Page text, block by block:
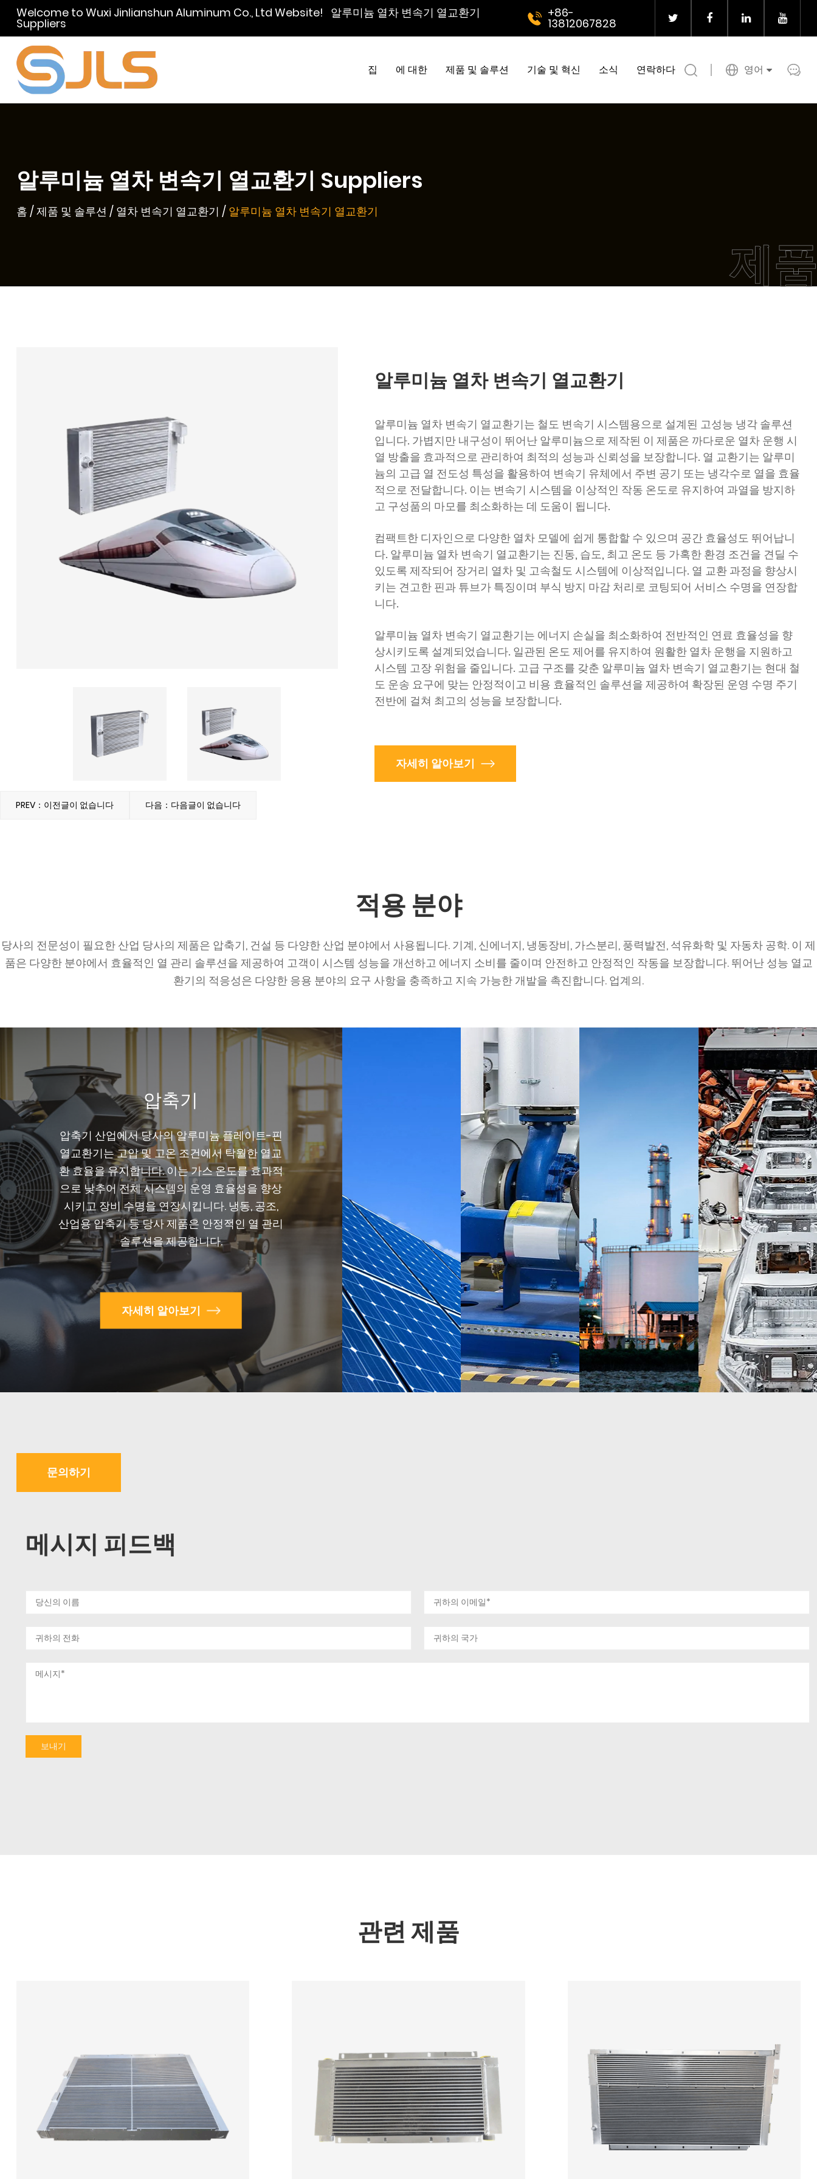
Welcome to Wuxi Jinlianshun Aluminum Co., Ltd Website! 알루미늄 열차 변속기 열교환기
Suppliers
+86-
13812067828
집 에 대한 제품 및 솔루션 기술 및 혁신 소식 연락하다 영어
제품
알루미늄 열차 변속기 열교환기 Suppliers
홈 /제품 및 솔루션 / 열차 변속기 열교환기 / 알루미늄 열차 변속기 열교환기
알루미늄 열차 변속기 열교환기
알루미늄 열차 변속기 열교환기는 철도 변속기 시스템용으로 설계된 고성능 냉각 솔루션
입니다. 가볍지만 내구성이 뛰어난 알루미늄으로 제작된 이 제품은 까다로운 열차 운행 시
열 방출을 효과적으로 관리하여 최적의 성능과 신뢰성을 보장합니다. 열 교환기는 알루미
늄의 고급 열 전도성 특성을 활용하여 변속기 유체에서 주변 공기 또는 냉각수로 열을 효율
적으로 전달합니다. 이는 변속기 시스템을 이상적인 작동 온도로 유지하여 과열을 방지하
고 구성품의 마모를 최소화하는 데 도움이 됩니다.
컴팩트한 디자인으로 다양한 열차 모델에 쉽게 통합할 수 있으며 공간 효율성도 뛰어납니
다. 알루미늄 열차 변속기 열교환기는 진동, 습도, 최고 온도 등 가혹한 환경 조건을 견딜 수
있도록 제작되어 장거리 열차 및 고속철도 시스템에 이상적입니다. 열 교환 과정을 향상시
키는 견고한 핀과 튜브가 특징이며 부식 방지 마감 처리로 코팅되어 서비스 수명을 연장합
니다.
알루미늄 열차 변속기 열교환기는 에너지 손실을 최소화하여 전반적인 연료 효율성을 향
상시키도록 설계되었습니다. 일관된 온도 제어를 유지하여 원활한 열차 운행을 지원하고
시스템 고장 위험을 줄입니다. 고급 구조를 갖춘 알루미늄 열차 변속기 열교환기는 현대 철
도 운송 요구에 맞는 안정적이고 비용 효율적인 솔루션을 제공하여 확장된 운영 수명 주기
전반에 걸쳐 최고의 성능을 보장합니다.
자세히 알아보기
PREV：이전글이 없습니다 다음：다음글이 없습니다
적용 분야
당사의 전문성이 필요한 산업 당사의 제품은 압축기, 건설 등 다양한 산업 분야에서 사용됩니다. 기계, 신에너지, 냉동장비, 가스분리, 풍력발전, 석유화학 및 자동차 공학. 이 제
품은 다양한 분야에서 효율적인 열 관리 솔루션을 제공하여 고객이 시스템 성능을 개선하고 에너지 소비를 줄이며 안전하고 안정적인 작동을 보장합니다. 뛰어난 성능 열교
환기의 적응성은 다양한 응용 분야의 요구 사항을 충족하고 지속 가능한 개발을 촉진합니다. 업계의.
압축기
압축기 산업에서 당사의 알루미늄 플레이트-핀
열교환기는 고압 및 고온 조건에서 탁월한 열교
환 효율을 유지합니다. 이는 가스 온도를 효과적
으로 낮추어 전체 시스템의 운영 효율성을 향상
시키고 장비 수명을 연장시킵니다. 냉동, 공조,
산업용 압축기 등 당사 제품은 안정적인 열 관리
솔루션을 제공합니다.
자세히 알아보기
문의하기
메시지 피드백
관련 제품